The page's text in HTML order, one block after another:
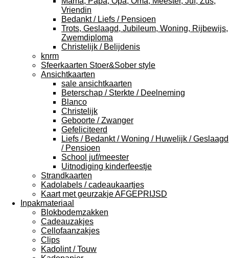
Vriendin
Bedankt / Liefs / Pensioen
Trots, Geslaagd, Jubileum, Woning, Rijbewijs,
Zwemdiploma
Christelijk / Belijdenis
knrm
Sfeerkaarten Stoer&Sober style
Ansichtkaarten
sale ansichtkaarten
Beterschap / Sterkte / Deelneming
Blanco
Christelijk
Geboorte / Zwanger
Gefeliciteerd
Liefs / Bedankt / Woning / Huwelijk / Geslaagd
/ Pensioen
School juf/meester
Uitnodiging kinderfeestje
Strandkaarten
Kadolabels / cadeaukaartjes
Kaart met geurzakje AFGEPRIJSD
Inpakmateriaal
Blokbodemzakken
Cadeauzakjes
Cellofaanzakjes
Clips
Kadolint / Touw